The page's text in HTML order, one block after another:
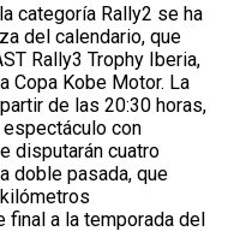
categoría Rally2 se ha
del calendario, que
Rally3 Trophy Iberia,
Copa Kobe Motor. La
de las 20:30 horas,
con
disputarán cuatro
doble pasada, que
final a la temporada del